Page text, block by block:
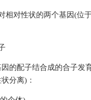
对性状的两个基因(位
配子结合成的合子发
分离)：